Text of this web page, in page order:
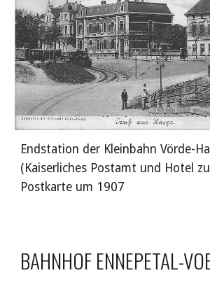
Endstation der Kleinbahn Vörde-
(Kaiserliches Postamt und Hotel
Postkarte um 1907
BAHNHOF ENNEPETAL-